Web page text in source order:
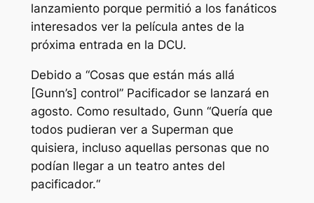
lanzamiento porque permitió a los fanáticos
interesados ver la película antes de la
próxima entrada en la DCU.
Debido a “Cosas que están más allá
[Gunn’s] control” Pacificadorse lanzará en
agosto. Como resultado, Gunn “Quería que
todos pudieran ver a Superman que
quisiera, incluso aquellas personas que no
podían llegar a un teatro antes del
pacificador.“